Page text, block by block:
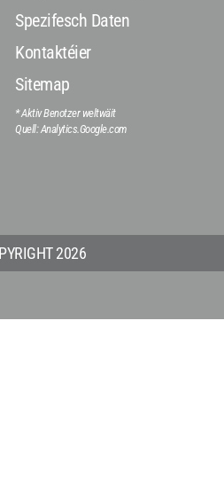
Spezifesch Daten
Kontaktéier
Sitemap
* Aktiv Benotzer weltwäit
Quell: Analytics.Google.com
2026